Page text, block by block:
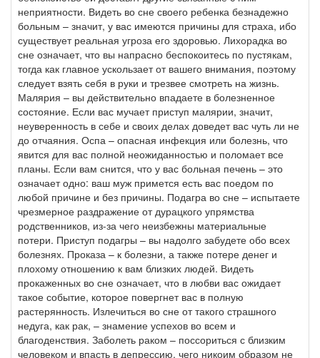
неприятности. Видеть во сне своего ребенка безнадежно
больным – значит, у вас имеются причины для страха, ибо
существует реальная угроза его здоровью. Лихорадка во
сне означает, что вы напрасно беспокоитесь по пустякам,
тогда как главное ускользает от вашего внимания, поэтому
следует взять себя в руки и трезвее смотреть на жизнь.
Малярия – вы действительно впадаете в болезненное
состояние. Если вас мучает приступ малярии, значит,
неуверенность в себе и своих делах доведет вас чуть ли не
до отчаяния. Оспа – опасная инфекция или болезнь, что
явится для вас полной неожиданностью и поломает все
планы. Если вам снится, что у вас больная печень – это
означает одно: ваш муж примется есть вас поедом по
любой причине и без причины. Подагра во сне – испытаете
чрезмерное раздражение от дурацкого упрямства
родственников, из-за чего неизбежны материальные
потери. Приступ подагры – вы надолго забудете обо всех
болезнях. Проказа – к болезни, а также потере денег и
плохому отношению к вам близких людей. Видеть
прокаженных во сне означает, что в любви вас ожидает
такое событие, которое повергнет вас в полную
растерянность. Излечиться во сне от такого страшного
недуга, как рак, – знамение успехов во всем и
благоденствия. Заболеть раком – поссориться с близким
человеком и впасть в депрессию, чего никоим образом не